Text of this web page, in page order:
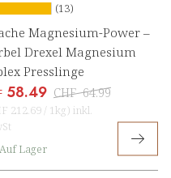
(13)
Magnesium-Power –
Drexel Magnesium
Presslinge
58.49 CHF 64.99
212.69 / 1kg) inkl.
Auf Lager